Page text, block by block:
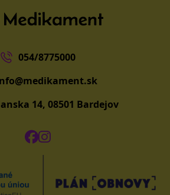
054/8775000
14, 08501 Bardejov